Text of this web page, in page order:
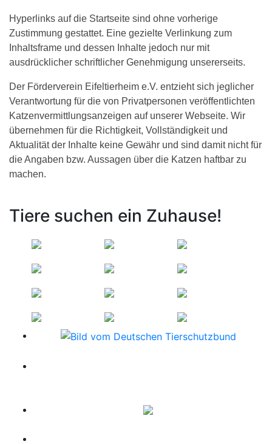
Hyperlinks auf die Startseite sind ohne vorherige
Zustimmung gestattet. Eine gezielte Verlinkung zum
Inhaltsframe und dessen Inhalte jedoch nur mit
ausdrücklicher schriftlicher Genehmigung unsererseits.
Der Förderverein Eifeltierheim e.V. entzieht sich jeglicher
Verantwortung für die von Privatpersonen veröffentlichten
Katzenvermittlungsanzeigen auf unserer Webseite. Wir
übernehmen für die Richtigkeit, Vollständigkeit und
Aktualität der Inhalte keine Gewähr und sind damit nicht für
die Angaben bzw. Aussagen über die Katzen haftbar zu
machen.
Tiere suchen ein Zuhause!